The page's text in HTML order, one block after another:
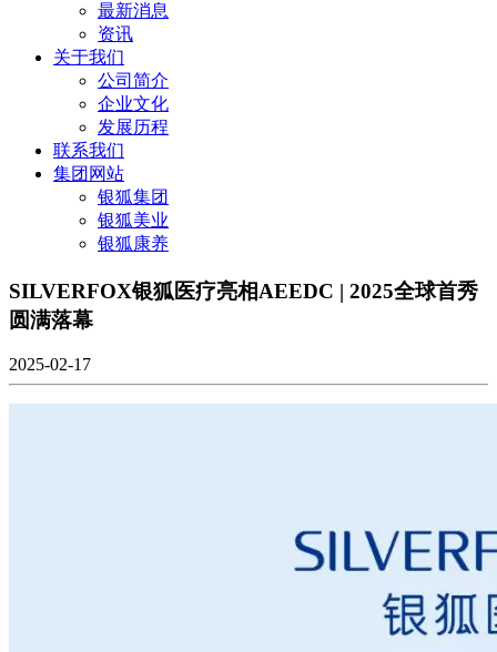
最新消息
资讯
关于我们
公司简介
企业文化
发展历程
联系我们
集团网站
银狐集团
银狐美业
银狐康养
SILVERFOX银狐医疗亮相AEEDC | 2025全球首秀
圆满落幕
2025-02-17